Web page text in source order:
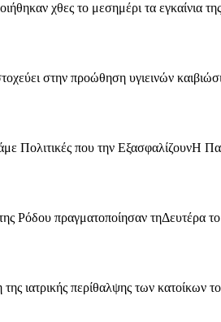
χθες το μεσημέρι τα
στην προώθηση υγιεινών
Πολιτικές που την
Ρόδου πραγματοποίησαν
ιατρικής περίθαλψης των